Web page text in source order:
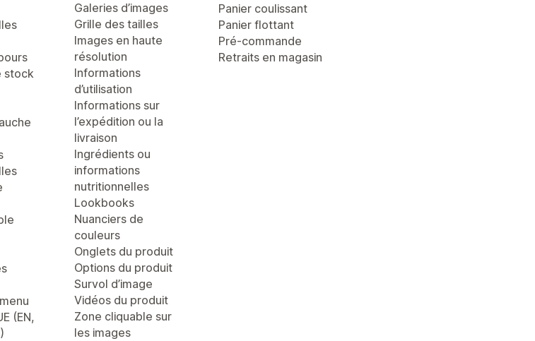
stock
(EN,
Galeries d’images
Grille des tailles
Images en haute
résolution
Informations
d’utilisation
Informations sur
l’expédition ou la
livraison
Ingrédients ou
informations
nutritionnelles
Lookbooks
Nuanciers de
couleurs
Onglets du produit
Options du produit
Survol d’image
Vidéos du produit
Zone cliquable sur
les images
Panier coulissant
Panier flottant
Pré-commande
Retraits en magasin